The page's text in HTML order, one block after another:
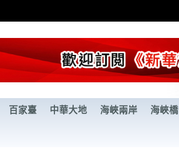
百家臺 中華大地 海峽兩岸 海峽橋